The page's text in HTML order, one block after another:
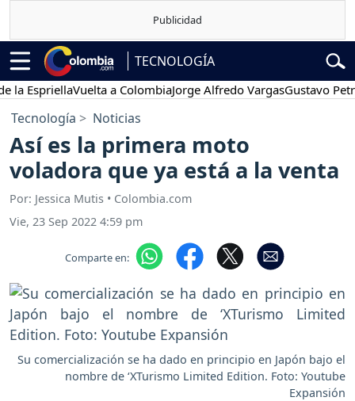
TECNOLOGÍA
Vuelta a ColombiaJorge Alfredo VargasGustavo Petro
Tecnología Noticias
Así es la primera moto
voladora que ya está a la venta
Por: Jessica Mutis • Colombia.com
Vie, 23 Sep 2022 4:59 pm
Comparte en:
Su comercialización se ha dado en principio en Japón bajo el
nombre de ‘XTurismo Limited Edition. Foto: Youtube
Expansión